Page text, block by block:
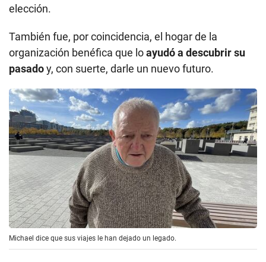
elección.
También fue, por coincidencia, el hogar de la
organización benéfica que loayudó a descubrir su
pasadoy, con suerte, darle un nuevo futuro.
Michael dice que sus viajes le han dejado un legado.